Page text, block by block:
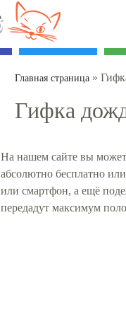
Главная страница »
Гифка
На нашем сайте вы
абсолютно бесплатно
или смартфон, а ещё
передадут максимум